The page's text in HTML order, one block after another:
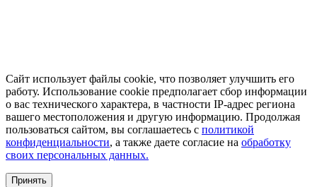
Сайт использует файлы cookie, что позволяет улучшить его
работу. Использование cookie предполагает сбор информации
о вас технического характера, в частности IP-адрес региона
вашего местоположения и другую информацию. Продолжая
пользоваться сайтом, вы соглашаетесь с политикой
конфиденциальности, а также даете согласие на обработку
своих персональных данных.
Принять